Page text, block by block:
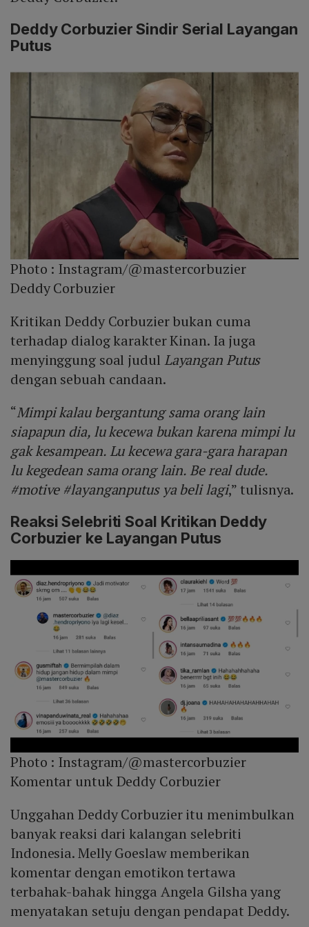
Deddy Corbuzier Sindir Serial Layangan
Putus
Photo : Instagram/@mastercorbuzier
Deddy Corbuzier
Kritikan Deddy Corbuzier bukan cuma
terhadap dialog karakter Kinan. Ia juga
menyinggung soal judul Layangan Putus
dengan sebuah candaan.
“Mimpi kalau bergantung sama orang lain
siapapun dia, lu kecewa bukan karena mimpi lu
gak kesampean. Lu kecewa gara-gara harapan
lu kegedean sama orang lain. Be real dude.
#motive #layanganputus ya beli lagi,” tulisnya.
Reaksi Selebriti Soal Kritikan Deddy
Corbuzier ke Layangan Putus
Photo : Instagram/@mastercorbuzier
Komentar untuk Deddy Corbuzier
Unggahan Deddy Corbuzier itu menimbulkan
banyak reaksi dari kalangan selebriti
Indonesia. Melly Goeslaw memberikan
komentar dengan emotikon tertawa
terbahak-bahak hingga Angela Gilsha yang
menyatakan setuju dengan pendapat Deddy.